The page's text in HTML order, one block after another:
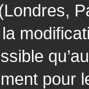
la
pour